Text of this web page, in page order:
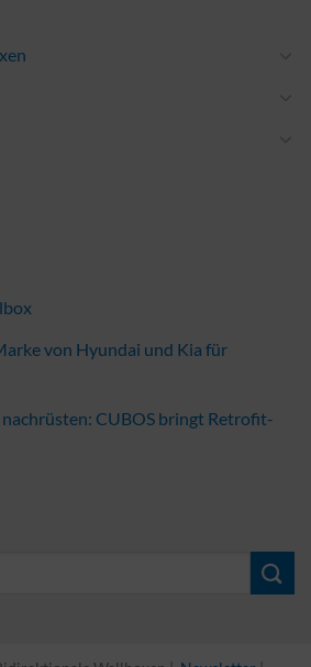
von Hyundai und Kia für
CUBOS bringt Retrofit-